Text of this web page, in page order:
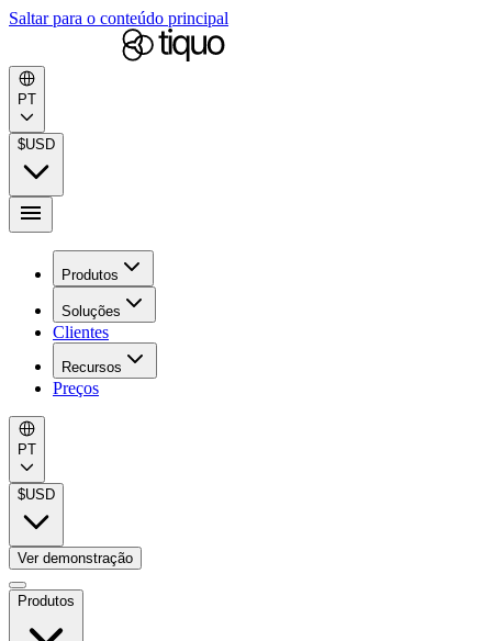
Saltar para o conteúdo principal
PT
$USD
Produtos
Soluções
Clientes
Recursos
Preços
PT
$USD
Ver demonstração
Produtos